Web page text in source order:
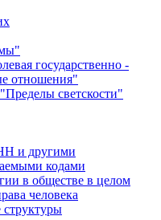
государственно -
отношения"
светскости"
и другими
кодами
в обществе в целом
человека